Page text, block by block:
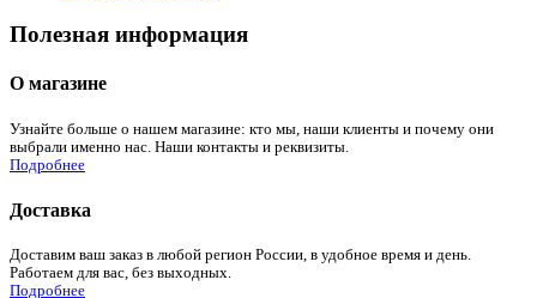
Полезная информация
О магазине
Узнайте больше о нашем магазине: кто мы, наши клиенты и почему они
выбрали именно нас. Наши контакты и реквизиты.
Подробнее
Доставка
Доставим ваш заказ в любой регион России, в удобное время и день.
Работаем для вас, без выходных.
Подробнее